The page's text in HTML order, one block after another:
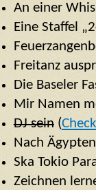
An einer
Eine Staffel
Freitanz
Die Baseler
Mir Namen
DJ sein(Check
Nach
Ska Tokio
Zeichnen